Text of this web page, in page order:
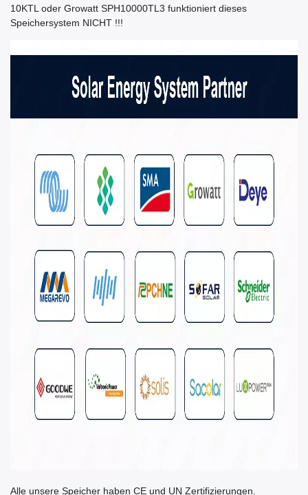
10KTL oder Growatt SPH10000TL3 funktioniert dieses
Speichersystem NICHT !!!
Alle unsere Speicher haben CE und UN Zertifizierungen.